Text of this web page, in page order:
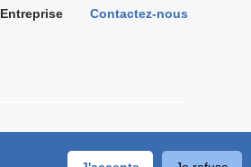
Entreprise Contactez-nous